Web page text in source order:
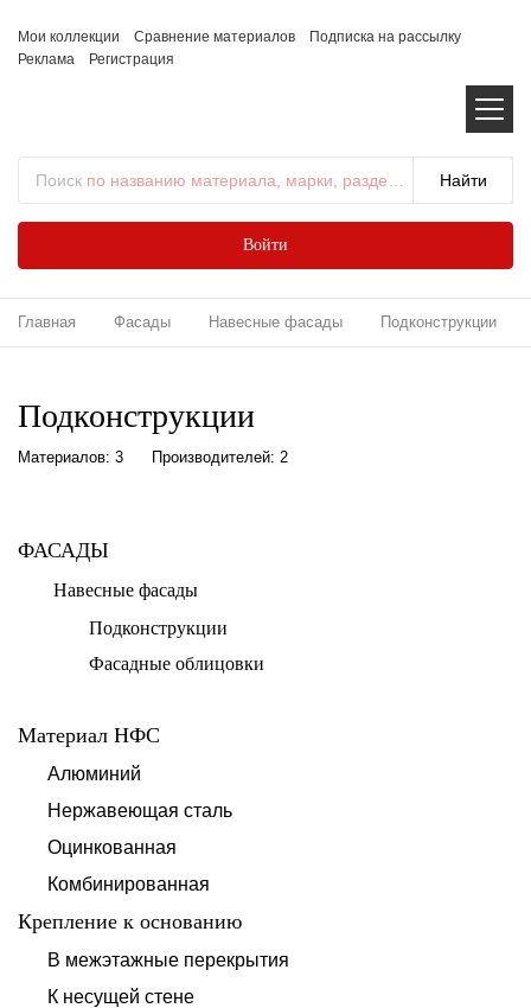
Мои коллекции Сравнение материалов
Подписка на рассылку
Реклама
Регистрация
Поиск по названию материала, марки, раздела...
Войти
Главная Фасады Навесные фасады Подконструкции
Подконструкции
Материалов: 3 Производителей: 2
ФАСАДЫ
Навесные фасады
Подконструкции
Фасадные облицовки
Материал НФС
Алюминий
Нержавеющая сталь
Оцинкованная
Комбинированная
Крепление к основанию
В межэтажные перекрытия
К несущей стене